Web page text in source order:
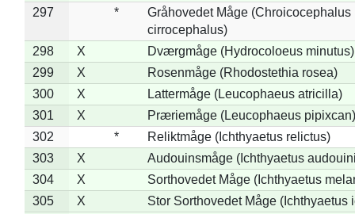
297
*
Gråhovedet Måge (Chroicocephalus
cirrocephalus)
298
X
Dværgmåge (Hydrocoloeus minutus)
299
X
Rosenmåge (Rhodostethia rosea)
300
X
Lattermåge (Leucophaeus atricilla)
301
X
Præriemåge (Leucophaeus pipixcan)
302
*
Reliktmåge (Ichthyaetus relictus)
303
X
Audouinsmåge (Ichthyaetus
304
X
Sorthovedet Måge (Ichthyaetus
305
X
Stor Sorthovedet Måge (Ichthyaetus